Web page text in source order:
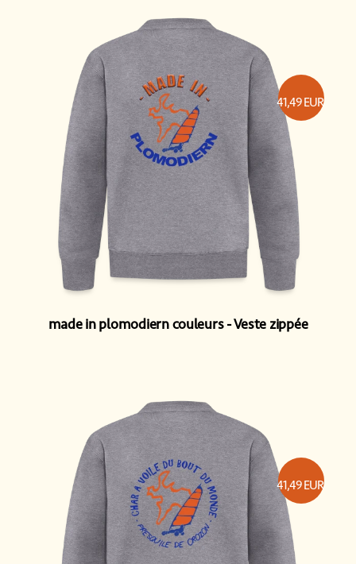
made in plomodiern couleurs Veste zippée
41,49EUR
41,49EUR